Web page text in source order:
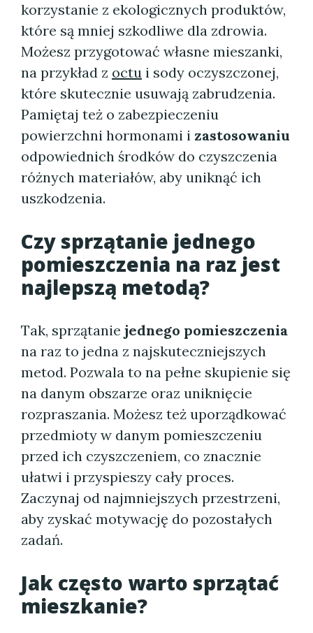
korzystanie z ekologicznych produktów,
które są mniej szkodliwe dla zdrowia.
Możesz przygotować własne mieszanki,
na przykład z octu i sody oczyszczonej,
które skutecznie usuwają zabrudzenia.
Pamiętaj też o zabezpieczeniu
powierzchni hormonami i zastosowaniu
odpowiednich środków do czyszczenia
różnych materiałów, aby uniknąć ich
uszkodzenia.
Czy sprzątanie jednego
pomieszczenia na raz jest
najlepszą metodą?
Tak, sprzątanie jednego pomieszczenia
na raz to jedna z najskuteczniejszych
metod. Pozwala to na pełne skupienie się
na danym obszarze oraz uniknięcie
rozpraszania. Możesz też uporządkować
przedmioty w danym pomieszczeniu
przed ich czyszczeniem, co znacznie
ułatwi i przyspieszy cały proces.
Zaczynaj od najmniejszych przestrzeni,
aby zyskać motywację do pozostałych
zadań.
Jak często warto sprzątać
mieszkanie?